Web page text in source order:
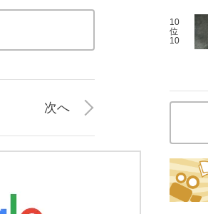
次へ
10
位
10